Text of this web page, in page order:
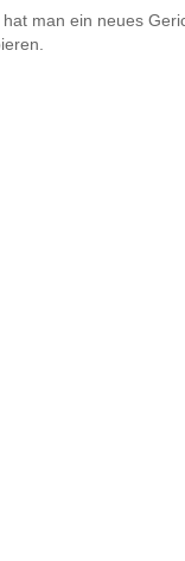
man ein neues